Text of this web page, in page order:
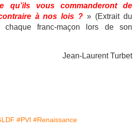
qu’ils vous commanderont de
à nos lois ?» (Extrait du
chaque franc-maçon lors de son
Jean-Laurent Turbet
#PVI #Renaissance